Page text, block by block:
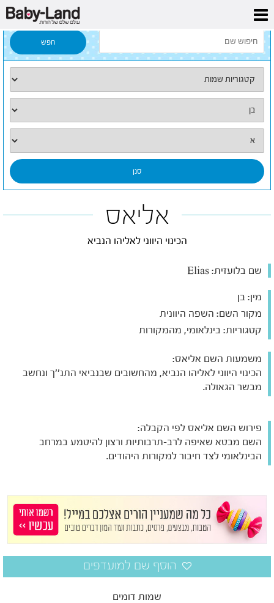
דף הבית
אליאס
הכינוי היווני לאליהו הנביא
שם בלועזית:
מין: בן
מקור השם: השפה היוונית
קטגוריות: בינלאומי, מהמקורות
משמעות השם אליאס:
הכינוי היווני לאליהו הנביא, מהחשובים שבנביאי התנ''ך ונחשב
מבשר הגאולה.
פירוש השם אליאס לפי הקבלה:
השם מבטא שאיפה לרב-תרבותיות ורצון להיטמע במרחב
הבינלאומי לצד חיבור למקורות היהודים.
שמות דומים